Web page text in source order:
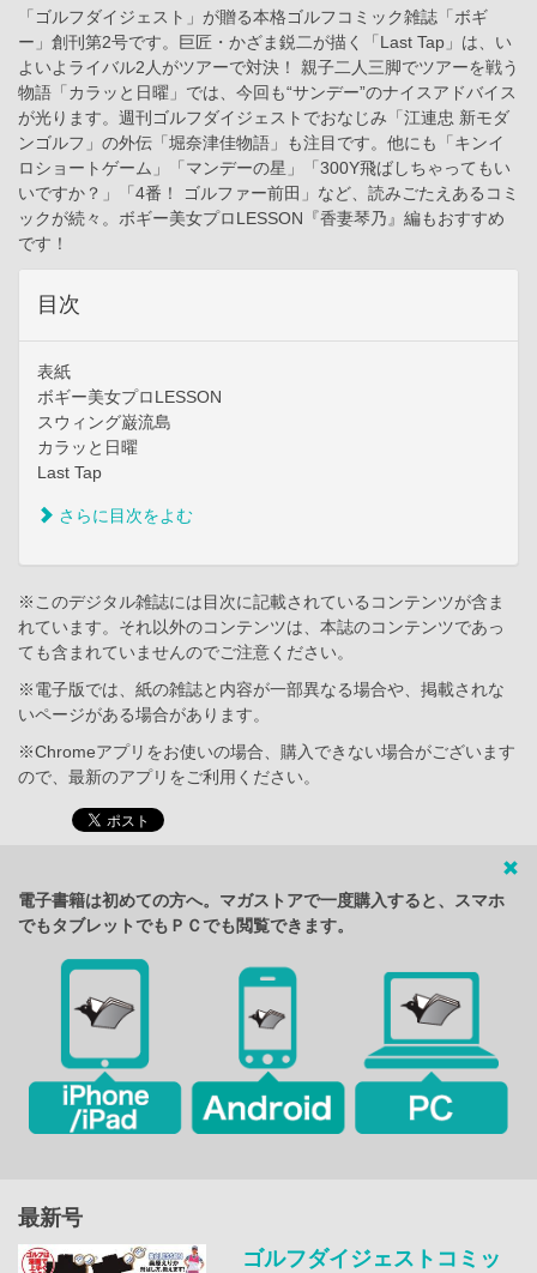
「ゴルフダイジェスト」が贈る本格ゴルフコミック雑誌「ボギ
ー」創刊第2号です。巨匠・かざま鋭二が描く「Last Tap」は、い
よいよライバル2人がツアーで対決！ 親子二人三脚でツアーを戦う
物語「カラッと日曜」では、今回も“サンデー”のナイスアドバイス
が光ります。週刊ゴルフダイジェストでおなじみ「江連忠 新モダ
ンゴルフ」の外伝「堀奈津佳物語」も注目です。他にも「キンイ
ロショートゲーム」「マンデーの星」「300Y飛ばしちゃってもい
いですか？」「4番！ ゴルファー前田」など、読みごたえあるコミ
ックが続々。ボギー美女プロLESSON『香妻琴乃』編もおすすめ
です！
目次
表紙
ボギー美女プロLESSON
スウィング巌流島
カラッと日曜
Last Tap
さらに目次をよむ
※このデジタル雑誌には目次に記載されているコンテンツが含ま
れています。それ以外のコンテンツは、本誌のコンテンツであっ
ても含まれていませんのでご注意ください。
※電子版では、紙の雑誌と内容が一部異なる場合や、掲載されな
いページがある場合があります。
※Chromeアプリをお使いの場合、購入できない場合がございます
ので、最新のアプリをご利用ください。
電子書籍は初めての方へ。マガストアで一度購入すると、スマホ
でもタブレットでもＰＣでも閲覧できます。
最新号
ゴルフダイジェストコミッ